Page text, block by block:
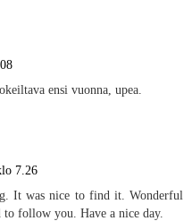
ensi vuonna, upea.
7.26
It was nice to find it. Wonderful
follow you. Have a nice day.